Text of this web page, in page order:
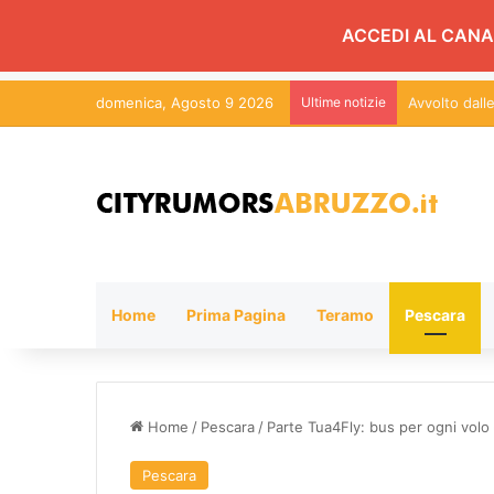
ACCEDI AL
domenica, Agosto 9 2026 Ultime notizie Avvolto
Home Prima Pagina Teramo Pescara
Home / Pescara / Parte Tua4Fly: bus per ogni volo
Pescara